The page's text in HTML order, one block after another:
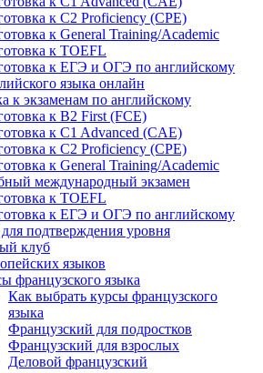
к C2 Proficiency (CPE)
к General Training/Academic
к TOEFL
к ЕГЭ и ОГЭ по английскому
языка онлайн
к экзаменам по английскому
к B2 First (FCE)
к C1 Advanced (CAE)
к C2 Proficiency (CPE)
к General Training/Academic
международный экзамен
к TOEFL
к ЕГЭ и ОГЭ по английскому
подтверждения уровня
клуб
языков
французского языка
Как выбрать курсы французского
языка
Французский для подростков
Французский для взрослых
Деловой французский